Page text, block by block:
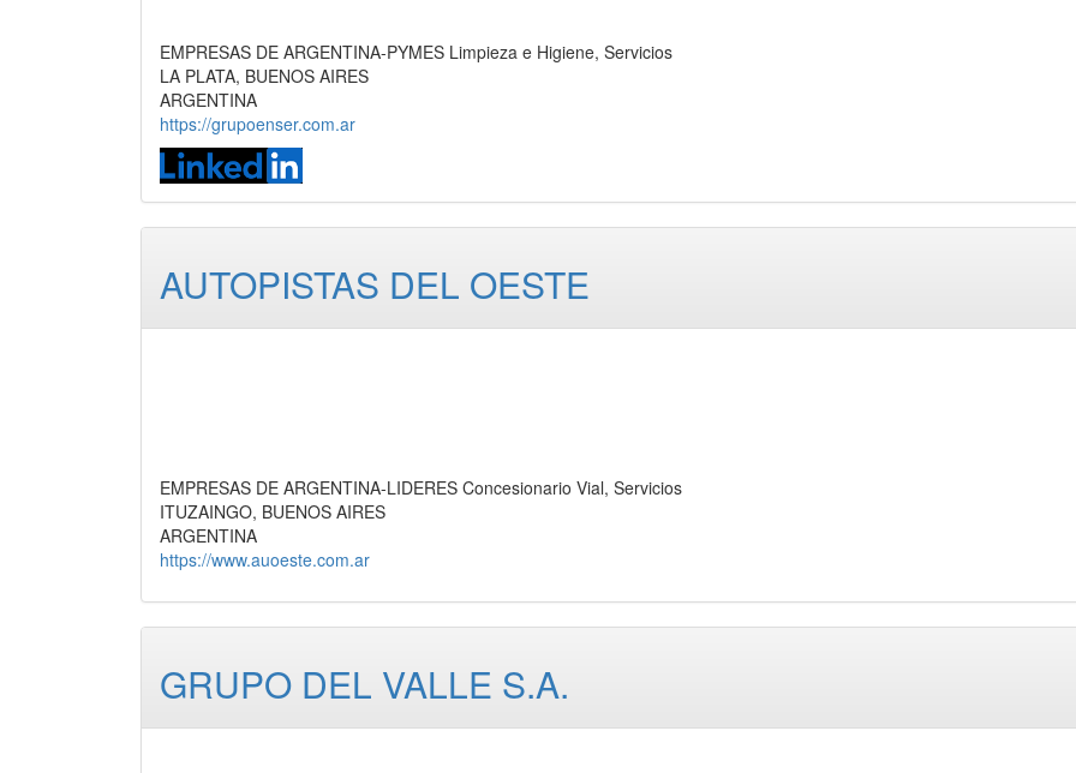
EMPRESAS DE ARGENTINA-PYMES Limpieza e Higiene, Servicios
LA PLATA, BUENOS AIRES
ARGENTINA
https://grupoenser.com.ar
AUTOPISTAS DEL OESTE
EMPRESAS DE ARGENTINA-LIDERES Concesionario Vial, Servicios
ITUZAINGO, BUENOS AIRES
ARGENTINA
https://www.auoeste.com.ar
GRUPO DEL VALLE S.A.